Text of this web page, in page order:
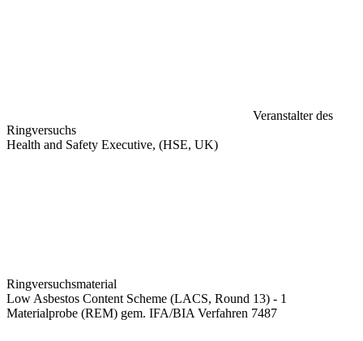
Veranstalter des
Ringversuchs
Health and Safety Executive, (HSE, UK)
Ringversuchsmaterial
Low Asbestos Content Scheme (LACS, Round 13) - 1
Materialprobe (REM) gem. IFA/BIA Verfahren 7487